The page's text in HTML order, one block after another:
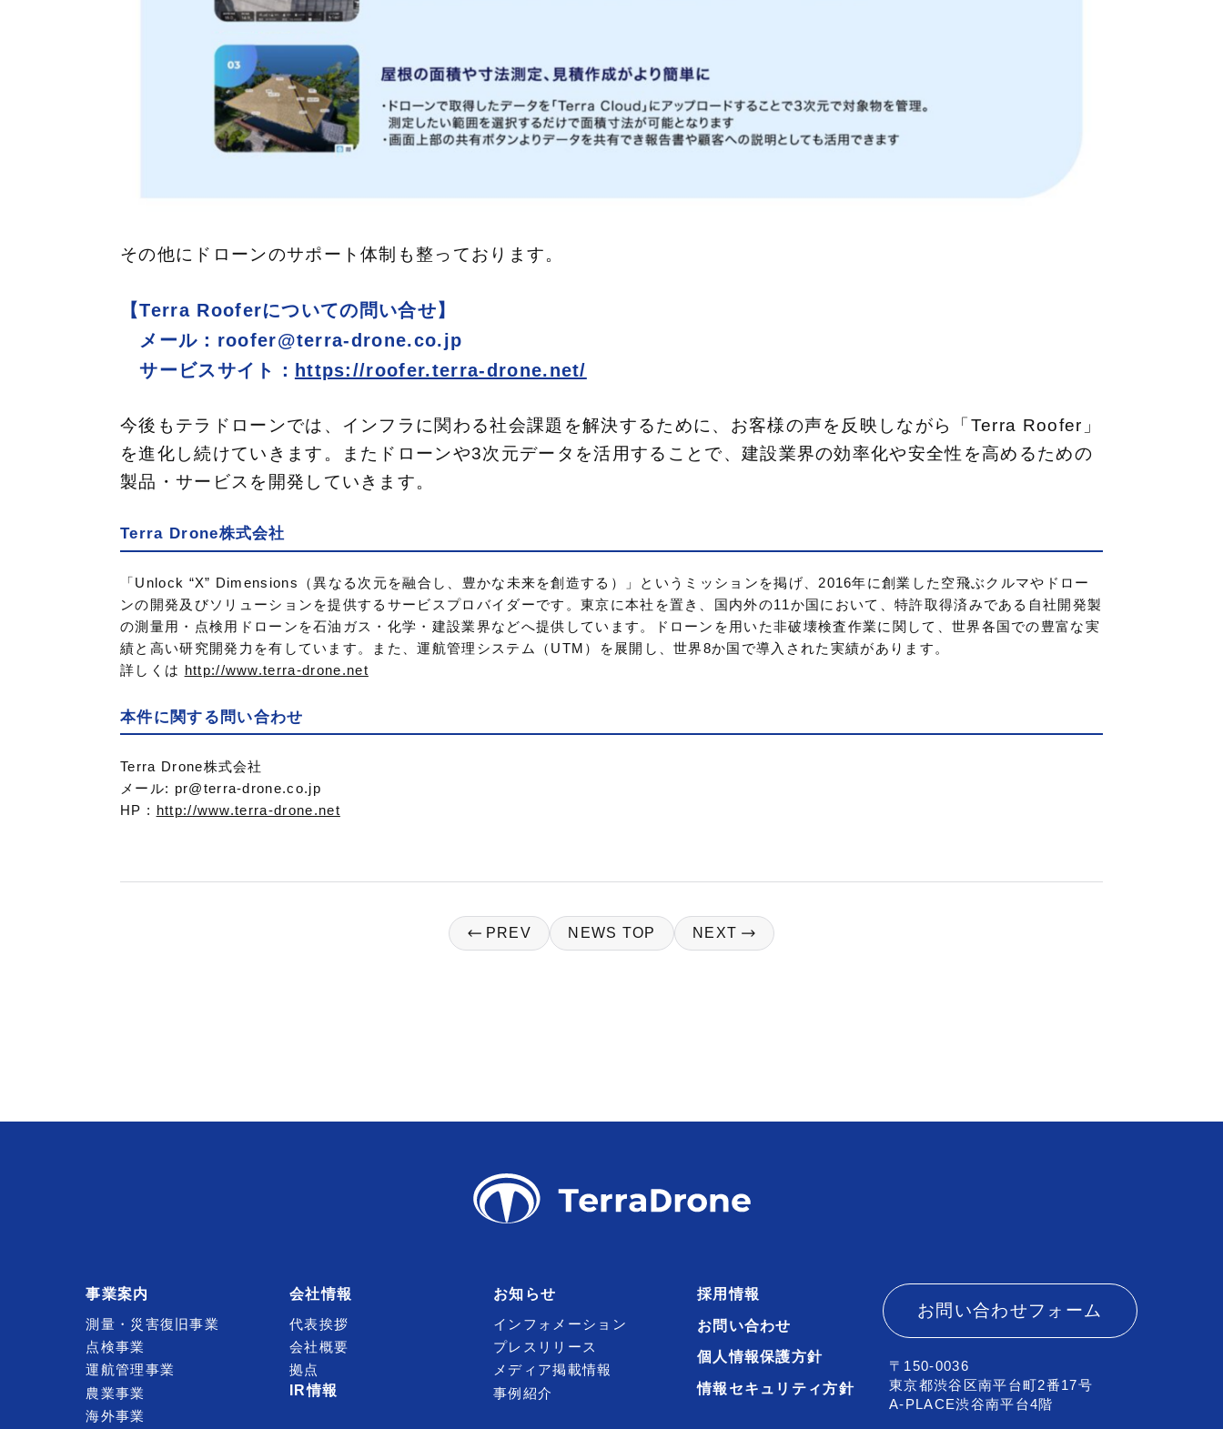
その他にドローンのサポート体制も整っております。
【Terra Rooferについての問い合せ】
メール：roofer@terra-drone.co.jp
サービスサイト： https://roofer.terra-drone.net/
今後もテラドローンでは、インフラに関わる社会課題を解決するために、お客様の声を反映しながら「Terra Roofer」
を進化し続けていきます。またドローンや3次元データを活用することで、建設業界の効率化や安全性を高めるための
製品・サービスを開発していきます。
Terra Drone株式会社
「Unlock “X” Dimensions（異なる次元を融合し、豊かな未来を創造する）」というミッションを掲げ、2016年に創業した空飛ぶクルマやドロー
ンの開発及びソリューションを提供するサービスプロバイダーです。東京に本社を置き、国内外の11か国において、特許取得済みである自社開発製
の測量用・点検用ドローンを石油ガス・化学・建設業界などへ提供しています。ドローンを用いた非破壊検査作業に関して、世界各国での豊富な実
績と高い研究開発力を有しています。また、運航管理システム（UTM）を展開し、世界8か国で導入された実績があります。
詳しくは http://www.terra-drone.net
本件に関する問い合わせ
Terra Drone株式会社
メール: pr@terra-drone.co.jp
HP : http://www.terra-drone.net
PREV NEWS TOP NEXT
事業案内
測量・災害復旧事業
点検事業
運航管理事業
農業事業
海外事業
会社情報
代表挨拶
会社概要
拠点
IR情報
お知らせ
インフォメーション
プレスリリース
メディア掲載情報
事例紹介
採用情報
お問い合わせ
個人情報保護方針
情報セキュリティ方針
お問い合わせフォーム
〒150-0036
東京都渋谷区南平台町2番17号
A-PLACE渋谷南平台4階